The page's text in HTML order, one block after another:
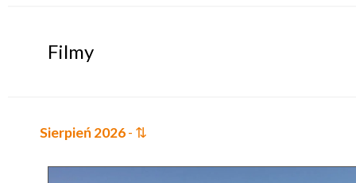
Filmy
Sierpień 2026- ⇅